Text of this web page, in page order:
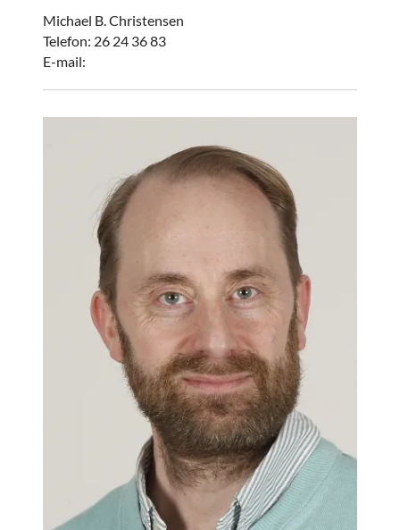
Michael B. Christensen
Telefon: 26 24 36 83
E-mail: